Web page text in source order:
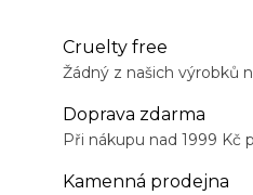
Cruelty free
Žádný z našich výrobků
Doprava zdarma
Při nákupu nad 1999 Kč
Kamenná prodejna